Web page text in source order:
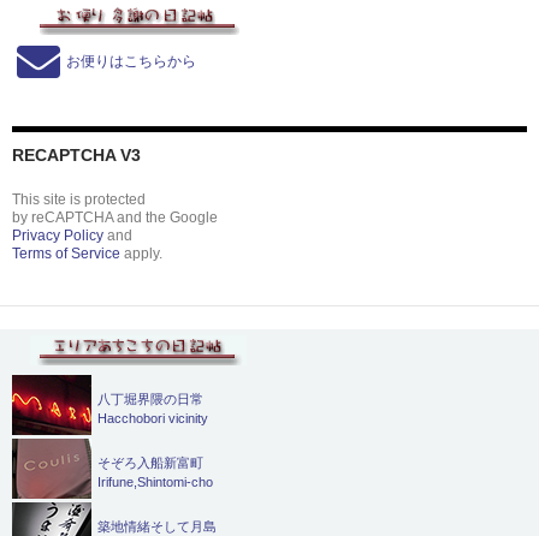
お便りはこちらから
RECAPTCHA V3
This site is protected
by reCAPTCHA and the Google
Privacy Policy and
Terms of Service apply.
八丁堀界隈の日常
Hacchobori vicinity
そぞろ入船新富町
Irifune,Shintomi-cho
築地情緒そして月島